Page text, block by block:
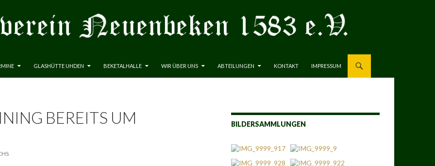
GLASHÜTTE UHDEN BEKETALHALLE WIR ÜBER UNS ABTEILUNGEN KONTAKT IMPRESSUM
BEREITS UM 1
BILDERSAMMLUNGEN